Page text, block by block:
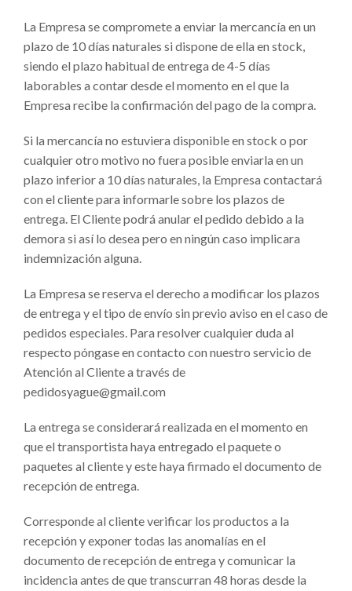
La Empresa se compromete a enviar la mercancía en un
plazo de 10 días naturales si dispone de ella en stock,
siendo el plazo habitual de entrega de 4-5 días
laborables a contar desde el momento en el que la
Empresa recibe la confirmación del pago de la compra.
Si la mercancía no estuviera disponible en stock o por
cualquier otro motivo no fuera posible enviarla en un
plazo inferior a 10 días naturales, la Empresa contactará
con el cliente para informarle sobre los plazos de
entrega. El Cliente podrá anular el pedido debido a la
demora si así lo desea pero en ningún caso implicara
indemnización alguna.
La Empresa se reserva el derecho a modificar los plazos
de entrega y el tipo de envío sin previo aviso en el caso de
pedidos especiales. Para resolver cualquier duda al
respecto póngase en contacto con nuestro servicio de
Atención al Cliente a través de
pedidosyague@gmail.com
La entrega se considerará realizada en el momento en
que el transportista haya entregado el paquete o
paquetes al cliente y este haya firmado el documento de
recepción de entrega.
Corresponde al cliente verificar los productos a la
recepción y exponer todas las anomalías en el
documento de recepción de entrega y comunicar la
incidencia antes de que transcurran 48 horas desde la